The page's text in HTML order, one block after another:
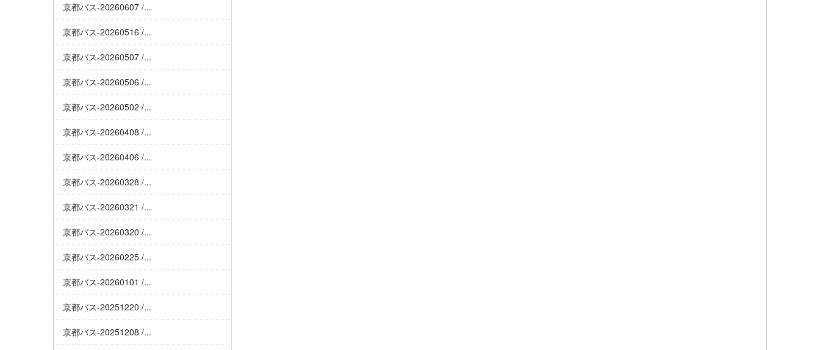
京都バス-20260607 /...
京都バス-20260516 /...
京都バス-20260507 /...
京都バス-20260506 /...
京都バス-20260502 /...
京都バス-20260408 /...
京都バス-20260406 /...
京都バス-20260328 /...
京都バス-20260321 /...
京都バス-20260320 /...
京都バス-20260225 /...
京都バス-20260101 /...
京都バス-20251220 /...
京都バス-20251208 /...